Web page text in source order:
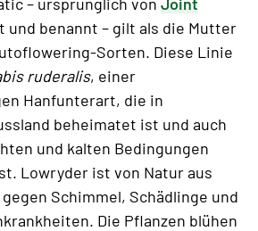
und benannt – gilt als die Mutter
Sorten. Diese Linie
ruderalis, einer
Hanfunterart, die in
beheimatet ist und auch
und kalten Bedingungen
Lowryder ist von Natur aus
Schimmel, Schädlinge und
Die Pflanzen blühen